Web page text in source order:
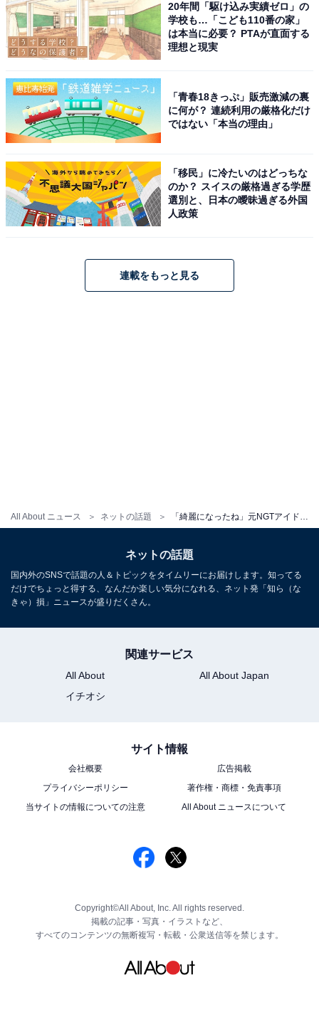
All About ニュース ネットの話題
20年間「駆け込み実績ゼロ」の
学校も…「こども110番の家」
は本当に必要？ PTAが直面する
理想と現実
「青春18きっぷ」販売激減の裏
に何が？ 連続利用の厳格化だけ
ではない「本当の理由」
「移民」に冷たいのはどっちな
のか？ スイスの厳格過ぎる学歴
選別と、日本の曖昧過ぎる外国
人政策
連載をもっと見る
ネットの話題
国内外のSNSで話題の人＆トピックをタイムリーにお届けします。知ってる
だけでちょっと得する、なんだか楽しい気分になれる、ネット発「知ら（な
きゃ）損」ニュースが盛りだくさん。
関連サービス
All About
All About Japan
イチオシ
サイト情報
会社概要
広告掲載
プライバシーポリシー
著作権・商標・免責事項
当サイトの情報についての注意
All About ニュースについて
Copyright©All About, Inc. All rights reserved.
掲載の記事・写真・イラストなど、
すべてのコンテンツの無断複写・転載・公衆送信等を禁じます。